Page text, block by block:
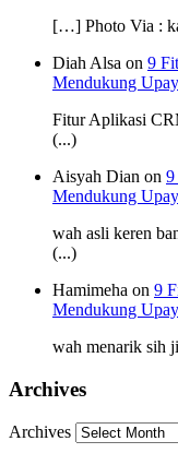
[…] Photo Via :
Diah Alsa on 9
Mendukung
Fitur Aplikasi
(...)
Aisyah Dian on 9
Mendukung
wah asli keren
(...)
Hamimeha on 9
Mendukung
wah menarik sih
Archives
Archives